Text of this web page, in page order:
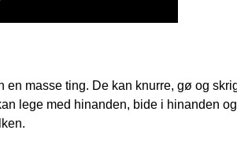
en masse ting. De kan knurre, gø og
lege med hinanden, bide i hinanden